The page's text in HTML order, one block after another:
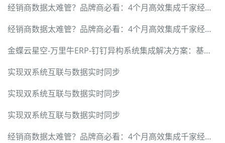
经销商数据太难管？品牌商必看：4个月高效集成千家经销商的落地指南
经销商数据太难管？品牌商必看：4个月高效集成千家经销商的落地指南
金蝶云星空-万里牛ERP-钉钉异构系统集成解决方案：基于轻易云数据集成平台
实现双系统互联与数据实时同步
实现双系统互联与数据实时同步
实现双系统互联与数据实时同步
经销商数据太难管？品牌商必看：4个月高效集成千家经销商的落地指南